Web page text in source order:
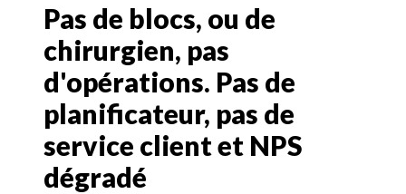
Pas de blocs, ou de
chirurgien, pas
d'opérations. Pas de
planificateur, pas de
service client et NPS
dégradé